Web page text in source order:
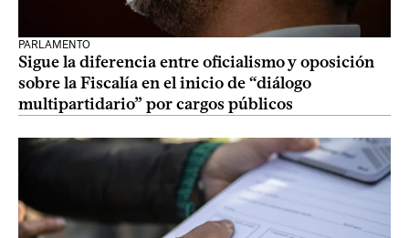
PARLAMENTO
Sigue la diferencia entre oficialismo y oposición
sobre la Fiscalía en el inicio de “diálogo
multipartidario” por cargos públicos